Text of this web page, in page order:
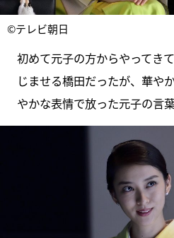
©テレビ朝日
初めて元子の方からやってき
じませる橋田だったが、華や
やかな表情で放った元子の言